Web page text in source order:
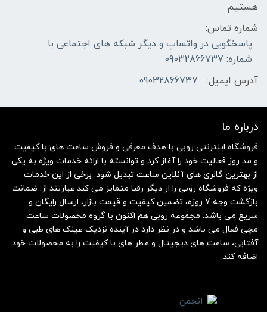
هستیم
شماره تماس:
پاسخگویی در واتساپ و دیگر شبکه های اجتماعی با
شماره: 09032866737
آدرس ایمیل:
09032866737
درباره ما
فروشگاه اینترنتی روبی با هدف معرفی و فروش ساعت های با کیفیت
و مد روز فعالیت خود را آغاز کرد و توانسته با ارائه خدمات ویژه به یکی
از بهترین گالری های آنلاین ساعت تبدیل شود. برخی از این خدمات
ویژه که فروشگاه روبی را از دیگر رقبا متمایز می کند عبارتند از: ضمانت
بازگشت وجه 7 روزه، تضمین کیفیت و قیمت بازار، ارسال رایگان و
سریع می باشد. مجموعه روبی هم اکنون با گروه محصولات ساعت
مچی فعال می باشد و در نظر دارد در آینده نزدیک عینک های طبی و
آفتابی، ساعت های دیجیتال و عطر های با کیفیت را به محصولات خود
اضافه کند.